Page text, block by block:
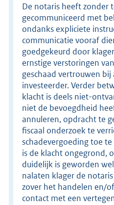
De notaris heeft zonder
gecommuniceerd met
ondanks expliciete
communicatie vooraf
goedgekeurd door
ernstige verstoringen
geschaad vertrouwen
investeerder. Verder
klacht is deels niet-
niet de bevoegdheid
annuleren, opdracht te
fiscaal onderzoek te
schadevergoeding toe
is de klacht ongegrond,
duidelijk is geworden
nalaten klager de
zover het handelen en/
contact met een